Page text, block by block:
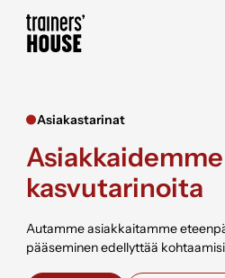
Siirry sisältöön
Trainers' House
Asiakastarinat
Asiakkaidemme
kasvutarinoita
Autamme asiakkaitamme
pääseminen edellyttää